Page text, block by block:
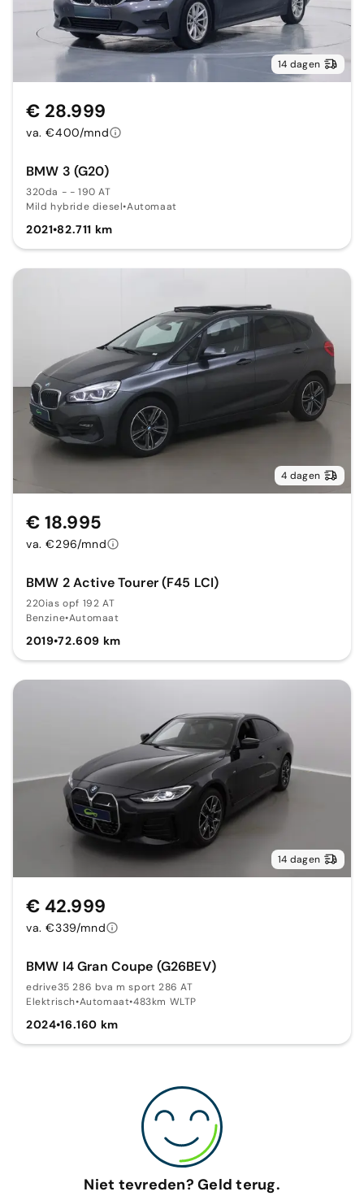
14 dagen
BMW 3 (G20)
320da - - 190 AT
Mild hybride diesel•Automaat
2021•82.711 km
€ 28.999
va. €400/mnd
4 dagen
BMW 2 Active Tourer (F45 LCI)
220ias opf 192 AT
Benzine•Automaat
2019•72.609 km
€ 18.995
va. €296/mnd
14 dagen
BMW I4 Gran Coupe (G26BEV)
edrive35 286 bva m sport 286 AT
Elektrisch•Automaat•483km WLTP
2024•16.160 km
€ 42.999
va. €339/mnd
Niet tevreden? Geld terug.